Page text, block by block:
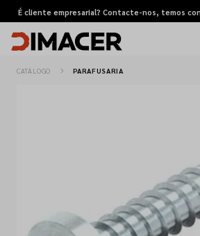
É cliente empresarial? Contacte-nos, temos
Pedidos de cotação
CATÁLOGO PARAFUSARIA